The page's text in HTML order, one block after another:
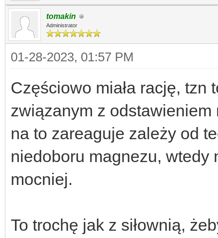
tomakin
Administrator
01-28-2023, 01:57 PM
Częściowo miała rację, tzn
związanym z odstawieniem
na to zareaguje zależy od
niedoboru magnezu, wtedy
mocniej.
To trochę jak z siłownią,